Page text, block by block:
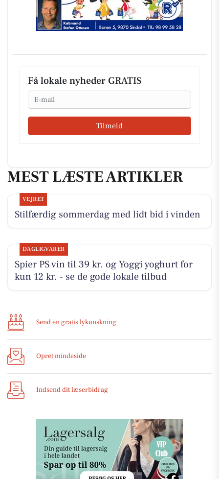
Få lokale nyheder GRATIS
Email
Tilmeld
MEST LÆSTE ARTIKLER
VEJRET
Stilfærdig sommerdag med lidt bid i vinden
DAGLIGVARER
Spier PS vin til 39 kr. og Yoggi yoghurt for
kun 12 kr. - se de gode lokale tilbud
Send en gratis lykønskning
Opret mindeside
Indsend dit læserbidrag